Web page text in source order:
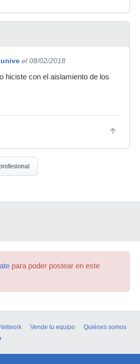
el 08/02/2018
hiciste con el aislamiento de los
para poder postear en este
Vende tu equipo
Quiénes somos